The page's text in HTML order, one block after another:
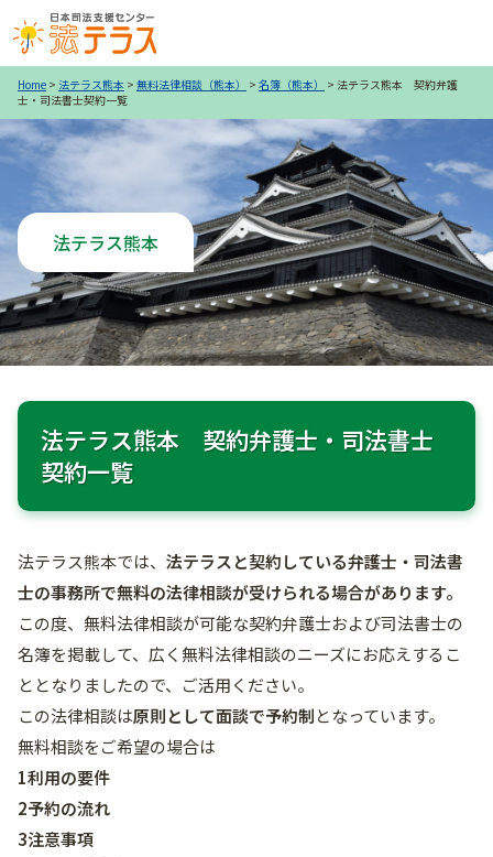
Home > 法テラス熊本 > 無料法律相談（熊本） > 名簿（熊本） > 法テラス熊本 契約弁護
士・司法書士契約一覧
法テラス熊本
法テラス熊本 契約弁護士・司法書士
契約一覧
法テラス熊本では、 法テラスと契約している弁護士・司法書
士の事務所で無料の法律相談が受けられる場合があります。
この度、無料法律相談が可能な契約弁護士および司法書士の
名簿を掲載して、広く無料法律相談のニーズにお応えするこ
ととなりましたので、ご活用ください。
この法律相談は原則として面談で予約制となっています。
無料相談をご希望の場合は
1利用の要件
2予約の流れ
3注意事項